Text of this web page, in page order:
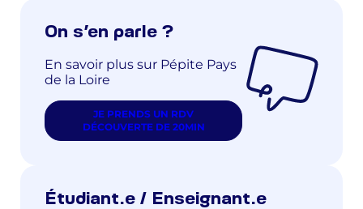
On s’en parle ?
En savoir plus sur Pépite Pays
de la Loire
JE PRENDS UN RDV
DÉCOUVERTE DE 20MIN
Étudiant.e / Enseignant.e